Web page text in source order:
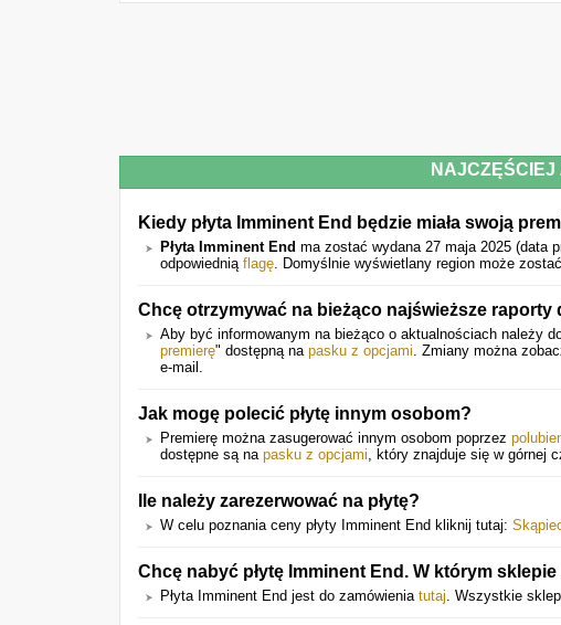
Kiedy płyta Imminent End będzie miała swoją
Płyta Imminent End ma zostać wydana 27 maja 2025 (data
odpowiednią flagę. Domyślnie wyświetlany region może
Chcę otrzymywać na bieżąco najświeższe raporty
Aby być informowanym na bieżąco o aktualnościach należy
premierę" dostępną na pasku z opcjami. Zmiany można
e-mail.
Jak mogę polecić płytę innym osobom?
Premierę można zasugerować innym osobom poprzez
dostępne są na pasku z opcjami, który znajduje się w górnej
Ile należy zarezerwować na płytę?
W celu poznania ceny płyty Imminent End kliknij tutaj:
Chcę nabyć płytę Imminent End. W którym
Płyta Imminent End jest do zamówienia tutaj. Wszystkie